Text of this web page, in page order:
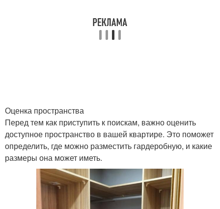
Оценка пространства
Перед тем как приступить к поискам, важно оценить
доступное пространство в вашей квартире. Это поможет
определить, где можно разместить гардеробную, и какие
размеры она может иметь.